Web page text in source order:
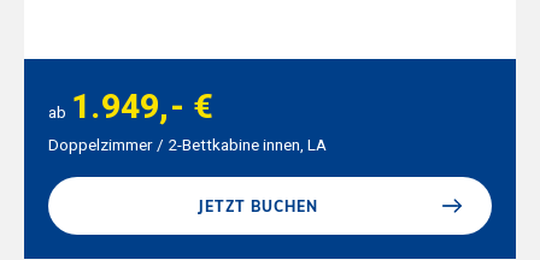
ab 1.949,- €
Doppelzimmer / 2-Bettkabine innen, LA
JETZT BUCHEN